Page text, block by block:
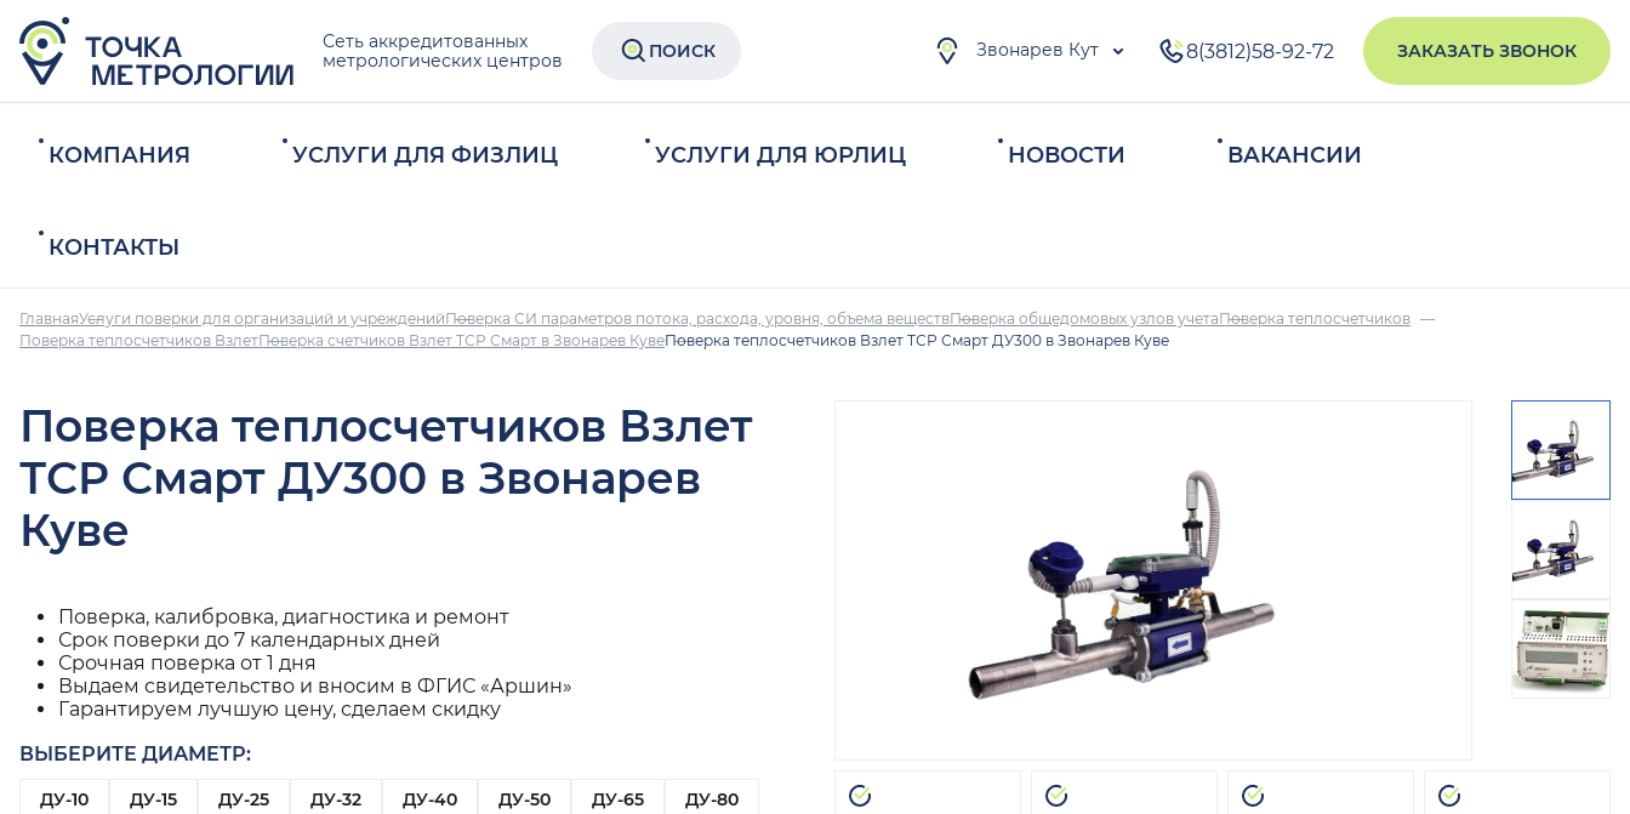
Сеть аккредитованных
метрологических центров
ПОИСК Звонарев Кут 8(3812)58-92-72 ЗАКАЗАТЬ ЗВОНОК
КОМПАНИЯ УСЛУГИ ДЛЯ ФИЗЛИЦ УСЛУГИ ДЛЯ ЮРЛИЦ НОВОСТИ ВАКАНСИИ
КОНТАКТЫ
ГлавнаяУслуги поверки для организаций и учрежденийПоверка СИ параметров потока, расхода, уровня, объема веществПоверка общедомовых узлов учетаПоверка теплосчетчиков
Поверка теплосчетчиков ВзлетПоверка счетчиков Взлет ТСР Смарт в Звонарев КувеПоверка теплосчетчиков Взлет ТСР Смарт ДУ300 в Звонарев Куве
Поверка теплосчетчиков Взлет
ТСР Смарт ДУ300 в Звонарев
Куве
Поверка, калибровка, диагностика и ремонт
Срок поверки до 7 календарных дней
Срочная поверка от 1 дня
Выдаем свидетельство и вносим в ФГИС «Аршин»
Гарантируем лучшую цену, сделаем скидку
ВЫБЕРИТЕ ДИАМЕТР:
ДУ-10 ДУ-15 ДУ-25 ДУ-32 ДУ-40 ДУ-50 ДУ-65
ДУ-80